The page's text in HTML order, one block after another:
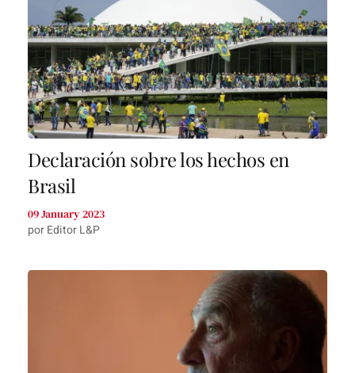
Declaración sobre los hechos en
Brasil
09 January 2023
por Editor L&P